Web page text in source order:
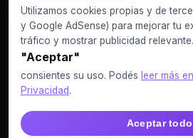
Libro de reclamaciones
CONTACTO
vecsitedesingoficial@gmail.com
+51 980974148
Utilizamos cookies propias y de
y Google AdSense) para mejorar tu
tráfico y mostrar publicidad
"Aceptar"
consientes su uso. Podés leer más
Privacidad.
Aceptar todo